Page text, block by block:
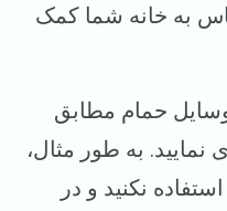
به خانه شما کمک
حمام مطابق
نمایید. به طور مثال،
نکنید و در